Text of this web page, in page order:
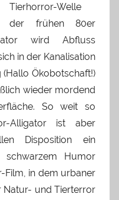
Tierhorror-Welle
der frühen 80er
wird Abfluss
in der Kanalisation
Ökobotschaft!)
wieder mordend
So weit so
Alligator ist aber
Disposition ein
schwarzem Humor
in dem urbaner
Natur- und Tierterror